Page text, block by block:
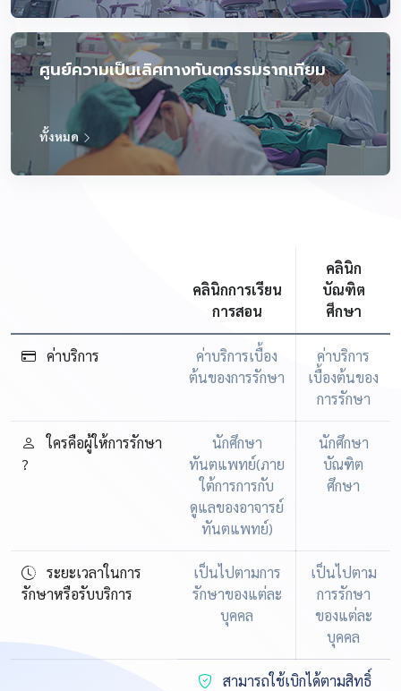
ศูนย์ความเป็นเลิศทางทันตกรรมรากเทียม
ทั้งหมด
คลินิกการเรียน
การสอน
คลินิก
บัณฑิต
ศึกษา
ค่าบริการ
ค่าบริการเบื้อง
ต้นของการรักษา
ค่าบริการ
เบื้องต้นของ
การรักษา
ใครคือผู้ให้การรักษา
?
นักศึกษา
ทันตแพทย์(ภาย
ใต้การการกับ
ดูแลของอาจารย์
ทันตแพทย์)
นักศึกษา
บัณฑิต
ศึกษา
ระยะเวลาในการ
รักษาหรือรับบริการ
เป็นไปตามการ
รักษาของแต่ละ
บุคคล
เป็นไปตาม
การรักษา
ของแต่ละ
บุคคล
สามารถใช้เบิกได้ตามสิทธิ์